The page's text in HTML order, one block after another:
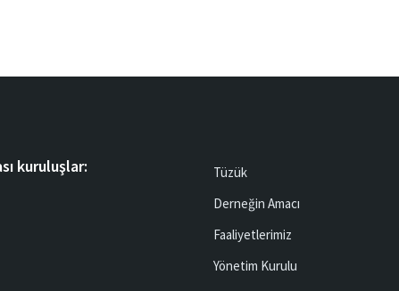
kuruluşlar:
Tüzük
Derneğin Amacı
Faaliyetlerimiz
Yönetim Kurulu